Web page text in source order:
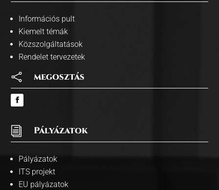
Információs pult
Kiemelt témák
Közszolgáltatások
Rendelet tervezetek
 megosztás
i Pályázatok
Pályázatok
ITS projekt
EU pályázatok